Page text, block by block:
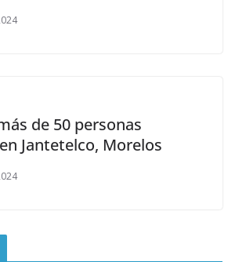
de 50 personas
Jantetelco, Morelos